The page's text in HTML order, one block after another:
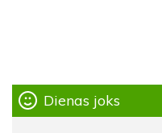
Dienas joks